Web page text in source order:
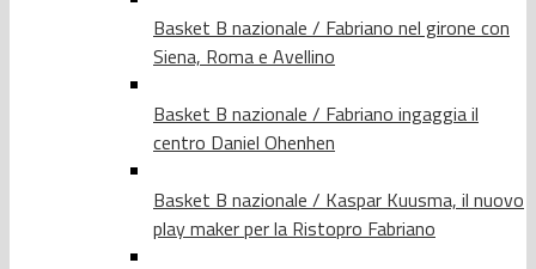
Basket B nazionale / Fabriano nel girone con
Siena, Roma e Avellino
Basket B nazionale / Fabriano ingaggia il
centro Daniel Ohenhen
Basket B nazionale / Kaspar Kuusma, il nuovo
play maker per la Ristopro Fabriano